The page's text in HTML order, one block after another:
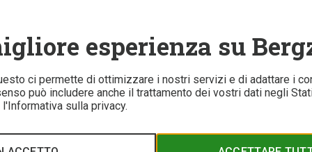
esperienza su
ci permette di ottimizzare i nostri servizi e di adattare i
può includere anche il trattamento dei vostri dati negli
sulla privacy.
15
a te? Ti sveliamo quali zaini da trekking sono risultati
indicati.